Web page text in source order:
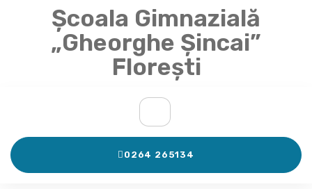
Școala Gimnazială
„Gheorghe Șincai”
Florești
0264 265134